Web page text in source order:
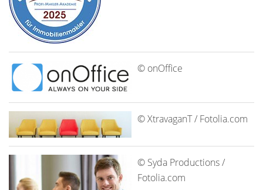
© onOffice
© XtravaganT / Fotolia.com
© Syda Productions /
Fotolia.com